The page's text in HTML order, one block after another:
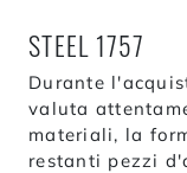
STEEL 1757
Durante
valuta
materiali, la
restanti pezzi